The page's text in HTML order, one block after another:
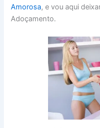
Amorosa, e vou aqui
Adoçamento.